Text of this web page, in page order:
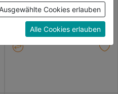
0.0 (0)
0.0
Sternen.
4089€
zu den
unter "Cookies
welche Cookies
welche nicht.
du in unserer
Cookies erlauben
Alle Cookies erlauben